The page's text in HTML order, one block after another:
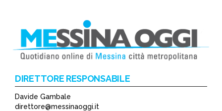
*
DIRETTORE RESPONSABILE
Davide Gambale
direttore@messinaoggi.it